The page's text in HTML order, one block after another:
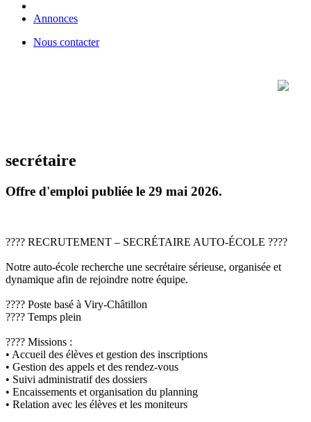
Annonces
Nous contacter
secrétaire
Offre d'emploi publiée le 29 mai 2026.
???? RECRUTEMENT – SECRÉTAIRE AUTO-ÉCOLE ????
Notre auto-école recherche une secrétaire sérieuse, organisée et
dynamique afin de rejoindre notre équipe.
???? Poste basé à Viry-Châtillon
???? Temps plein
???? Missions :
• Accueil des élèves et gestion des inscriptions
• Gestion des appels et des rendez-vous
• Suivi administratif des dossiers
• Encaissements et organisation du planning
• Relation avec les élèves et les moniteurs